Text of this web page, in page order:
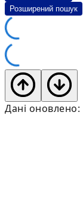
Розширений пошук
Дані оновлено: